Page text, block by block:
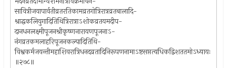
सावित्रीजयापार्वतीव्रतरतिकामव्रतगोत्रिरात्रव्रतबालादि-
श्राद्धकलियुगादितिथित्रिरात्राऽशोकव्रतयमदीप-
दानधनलक्ष्मीपूजनश्रीकृष्णनारायणपूजनाऽ-
नंगव्रतकमलाहरिपूजनकल्पादितिथि-
विश्वकर्मजयन्तीमहाशिवरात्रिधनदव्रतादिनिरूपणनामाऽष्टसप्तत्यधिकद्विशततमोऽध्यायः
॥२७८॥